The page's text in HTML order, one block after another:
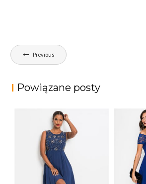
Nawigacja
wpisu
Previous
Powiązane posty